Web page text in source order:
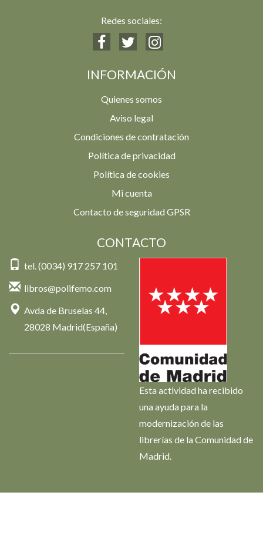
Redes sociales:
INFORMACIÓN
Quienes somos
Aviso legal
Condiciones de contratación
Política de privacidad
Política de cookies
Mi cuenta
Contacto de seguridad GPSR
CONTACTO
tel. (0034) 917 257 101
libros@polifemo.com
Avda de Bruselas 44,
28028 Madrid(España)
Esta actividad ha recibido
una ayuda para la
modernización de las
librerías de la Comunidad de
Madrid.